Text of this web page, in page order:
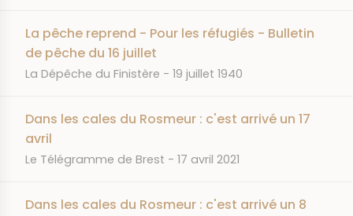
La pêche reprend - Pour les réfugiés - Bulletin
de pêche du 16 juillet
JOURNAL
La Dépêche du Finistère DATE
19 juillet 1940
Dans les cales du Rosmeur : c'est arrivé un 17
avril
JOURNAL
Le Télégramme de Brest DATE
17 avril 2021
Dans les cales du Rosmeur : c'est arrivé un 8